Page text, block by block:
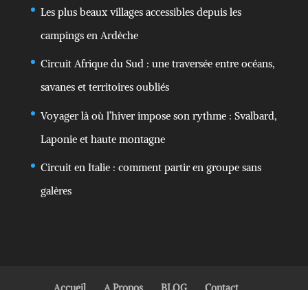
Les plus beaux villages accessibles depuis les
campings en Ardèche
Circuit Afrique du Sud : une traversée entre océans,
savanes et territoires oubliés
Voyager là où l’hiver impose son rythme : Svalbard,
Laponie et haute montagne
Circuit en Italie : comment partir en groupe sans
galères